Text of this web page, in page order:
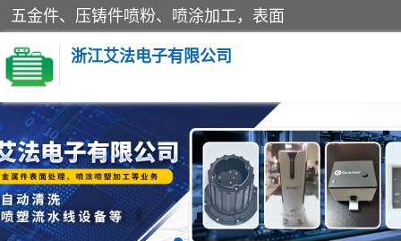
五金件、压铸件喷粉、喷涂加工，表面
浙江艾法电子有限公司
五金加工